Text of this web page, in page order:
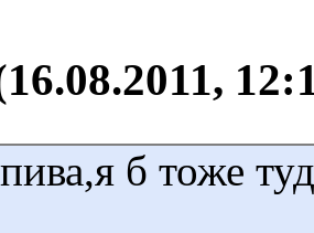
б тоже